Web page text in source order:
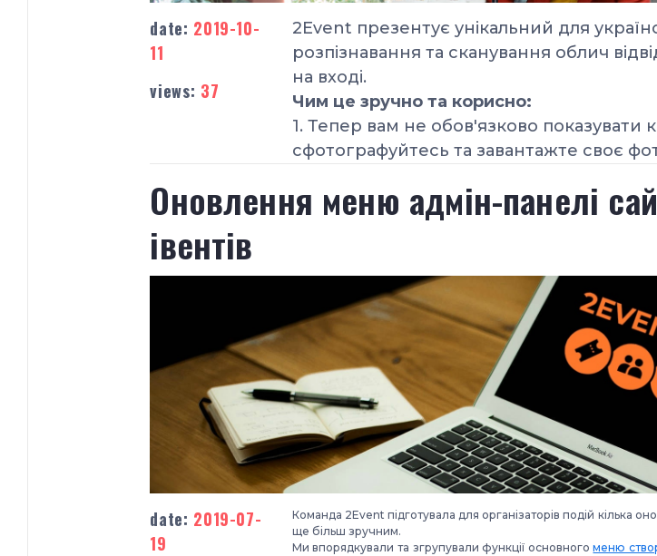
date: 2019-10-
11
views: 37
2Event презентує унікальний для
розпізнавання та сканування облич
на вході.
Чим це зручно та корисно:
1. Тепер вам не обов'язково показувати
cфотографуйтесь та завантажте своє
Оновлення меню адмін-панелі
івентів
date: 2019-07-
19
Команда 2Event підготувала для організаторів подій кілька
ще більш зручним.
Ми впорядкували та згрупували функції основногоменю